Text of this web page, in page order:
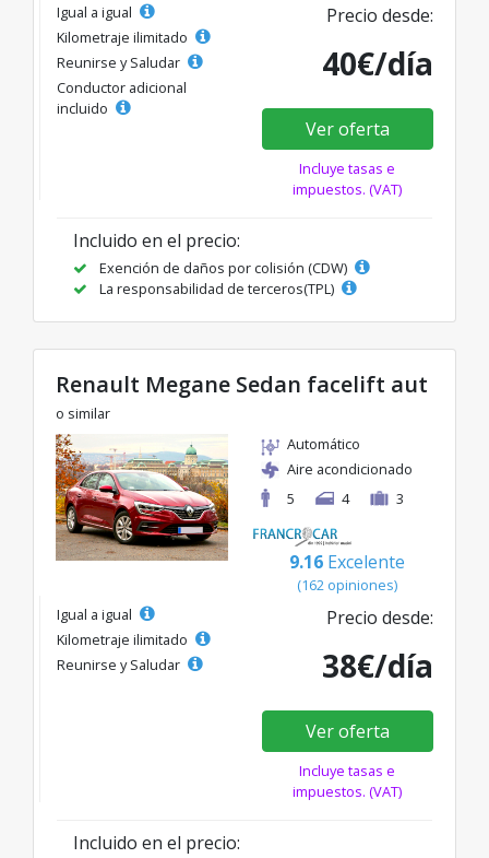
Igual a igual
Kilometraje ilimitado
Reunirse y Saludar
Conductor adicional
incluido
Precio desde:
40€/día
Ver oferta
Incluye tasas e
impuestos. (VAT)
Incluido en el precio:
Exención de daños por colisión (CDW)
La responsabilidad de terceros(TPL)
Renault Megane Sedan facelift aut
o similar
Automático
Aire acondicionado
5
4 3
9.16 Excelente
(162 opiniones)
Igual a igual
Kilometraje ilimitado
Reunirse y Saludar
Precio desde:
38€/día
Ver oferta
Incluye tasas e
impuestos. (VAT)
Incluido en el precio: